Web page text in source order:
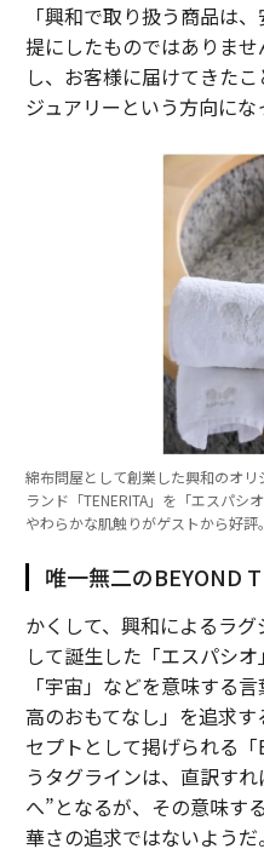
「興和で取り扱う商品は
提にしたものではありま
し、お客様に届けてきた
ジュアリーという方向にな
綿布問屋として創業した興和のオ
ランド「TENERITA」を「エスパシ
やわらかな肌触りがゲストから好評。
唯一無二のBEYOND
かくして、興和によるラ
して誕生した「エスパシオ
「宇宙」などを意味する
高のおもてなし」を追求
セプトとして掲げられる「
うタグラインは、直訳す
へ”となるが、その意味す
華さの追求ではないようだ。